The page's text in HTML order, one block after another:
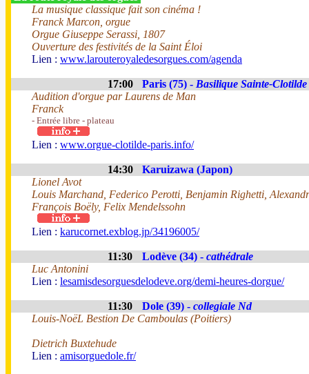
La musique classique fait son cinéma !
Franck Marcon, orgue
Orgue Giuseppe Serassi, 1807
Ouverture des festivités de la Saint Éloi
Lien : www.larouteroyaledesorgues.com/agenda
17:00 Paris (75) - Basilique Sainte-Clotilde
Audition d'orgue par Laurens de Man
Franck
- Entrée libre - plateau
Lien : www.orgue-clotilde-paris.info/
14:30
Karuizawa (Japon)
Lionel Avot
Louis Marchand, Federico Perotti, Benjamin Righetti,
François Boëly, Felix Mendelssohn
Lien : karucornet.exblog.jp/34196005/
11:30 Lodève (34) - cathédrale
Luc Antonini
Lien : lesamisdesorguesdelodeve.org/demi-heures-dorgue/
11:30 Dole (39) - collegiale Nd
Louis-NoëL Bestion De Camboulas (Poitiers)
Dietrich Buxtehude
Lien : amisorguedole.fr/